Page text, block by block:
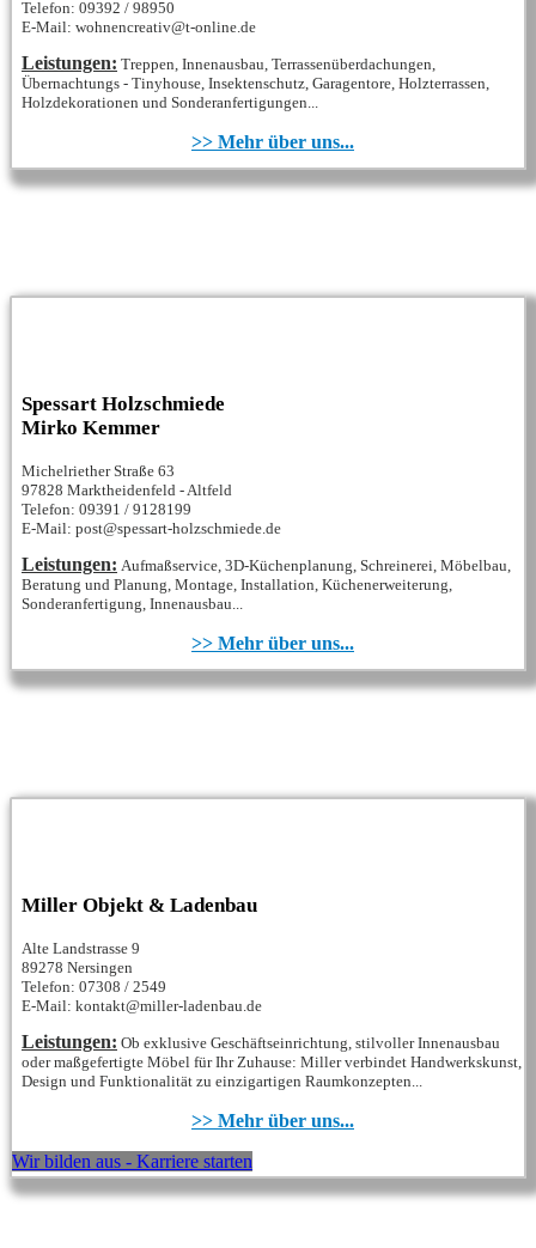
Telefon: 09392 / 98950
E-Mail: wohnencreativ@t-online.de
Leistungen: Treppen, Innenausbau, Terrassenüberdachungen,
Übernachtungs - Tinyhouse, Insektenschutz, Garagentore, Holzterrassen,
Holzdekorationen und Sonderanfertigungen...
>> Mehr über uns...
Spessart Holzschmiede
Mirko Kemmer
Michelriether Straße 63
97828 Marktheidenfeld - Altfeld
Telefon: 09391 / 9128199
E-Mail: post@spessart-holzschmiede.de
Leistungen: Aufmaßservice, 3D-Küchenplanung, Schreinerei, Möbelbau,
Beratung und Planung, Montage, Installation, Küchenerweiterung,
Sonderanfertigung, Innenausbau...
>> Mehr über uns...
Miller Objekt & Ladenbau
Alte Landstrasse 9
89278 Nersingen
Telefon: 07308 / 2549
E-Mail: kontakt@miller-ladenbau.de
Leistungen: Ob exklusive Geschäftseinrichtung, stilvoller Innenausbau
oder maßgefertigte Möbel für Ihr Zuhause: Miller verbindet Handwerkskunst,
Design und Funktionalität zu einzigartigen Raumkonzepten...
>> Mehr über uns...
Wir bilden aus - Karriere starten